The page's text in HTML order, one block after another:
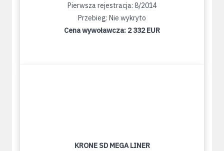
Pierwsza rejestracja: 8/2014
Przebieg: Nie wykryto
Cena wywoławcza: 2 332 EUR
KRONE SD MEGA LINER